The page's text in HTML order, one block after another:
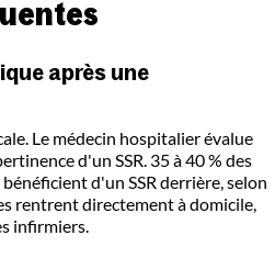
après une
Le médecin hospitalier évalue
d'un SSR. 35 à 40 % des
d'un SSR derrière, selon
rentrent directement à domicile,
infirmiers.